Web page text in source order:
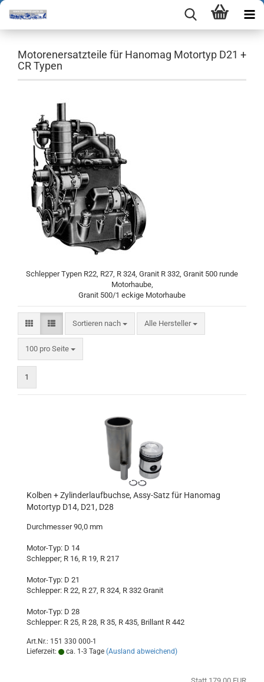
Motorenersatzteile für Hanomag Motortyp D21 +
CR Typen
Schlepper Typen R22, R27, R 324, Granit R 332, Granit 500 runde
Motorhaube,
Granit 500/1 eckige Motorhaube
Sortieren nach
Sortieren nach Alle Hersteller
100 pro Seite
pro Seite
1
Kolben + Zylinderlaufbuchse, Assy-Satz für Hanomag
Motortyp D14, D21, D28
Durchmesser 90,0 mm
Motor-Typ: D 14
Schlepper; R 16, R 19, R 217
Motor-Typ: D 21
Schlepper: R 22, R 27, R 324, R 332 Granit
Motor-Typ: D 28
Schlepper: R 25, R 28, R 35, R 435, Brillant R 442
Art.Nr.: 151 330 000-1
Lieferzeit:
ca. 1-3 Tage (Ausland abweichend)